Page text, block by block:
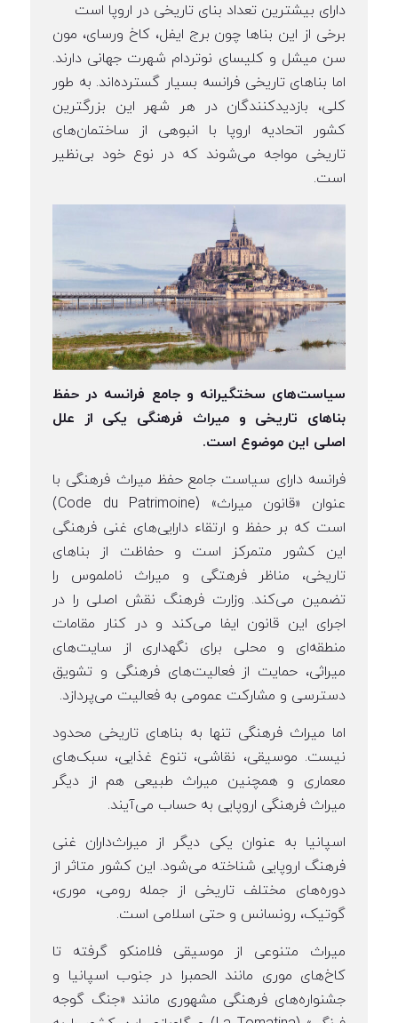
دارای بیشترین تعداد بنای تاریخی در اروپا است
برخی از این بناها چون برج ایفل، کاخ ورسای، مون
سن میشل و کلیسای نوتردام شهرت جهانی دارند.
اما بناهای تاریخی فرانسه بسیار گسترده‌اند. به طور
کلی، بازدید‌کنندگان در هر شهر این بزرگترین
کشور اتحادیه اروپا با انبوهی از ساختمان‌های
تاریخی مواجه می‌شوند که در نوع خود بی‌نظیر
است.
سیاست‌های سختگیرانه و جامع فرانسه در حفظ
بناهای تاریخی و میراث فرهنگی یکی از علل
اصلی این موضوع است.
فرانسه دارای سیاست جامع حفظ میراث فرهنگی با
عنوان «قانون میراث» (Code du Patrimoine)
است که بر حفظ و ارتقاء دارایی‌های غنی فرهنگی
این کشور متمرکز است و حفاظت از بناهای
تاریخی، مناظر فرهتگی و میراث ناملموس را
تضمین می‌کند. وزارت فرهنگ نقش اصلی را در
اجرای این قانون ایفا می‌کند و در کنار مقامات
منطقه‌ای و محلی برای نگهداری از سایت‌های
میراثی، حمایت از فعالیت‌های فرهنگی و تشویق
دسترسی و مشارکت عمومی به فعالیت می‌پردازد.
اما میراث فرهنگی تنها به بناهای تاریخی محدود
نیست. موسیقی، نقاشی، تنوع غذایی، سبک‌های
معماری و همچنین میراث طبیعی هم از دیگر
میراث فرهنگی اروپایی به حساب می‌آیند.
اسپانیا به عنوان یکی دیگر از میراث‌داران غنی
فرهنگ اروپایی شناخته می‌شود. این کشور متاثر از
دوره‌های مختلف تاریخی از جمله رومی، موری،
گوتیک، رونسانس و حتی اسلامی است.
میراث متنوعی از موسیقی فلامنکو گرفته تا
کاخ‌های موری مانند الحمبرا در جنوب اسپانیا و
جشنواره‌های فرهنگی مشهوری مانند «جنگ گوجه